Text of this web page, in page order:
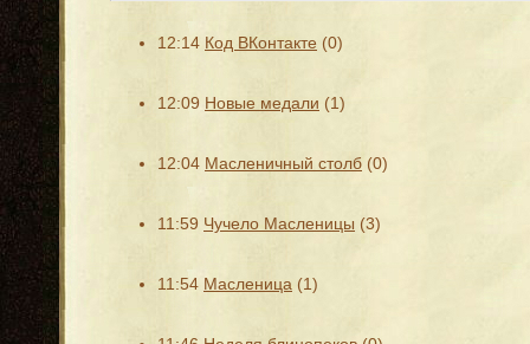
12:14 Код ВКонтакте (0)
12:09 Новые медали (1)
12:04 Масленичный столб (0)
11:59 Чучело Масленицы (3)
11:54 Масленица (1)